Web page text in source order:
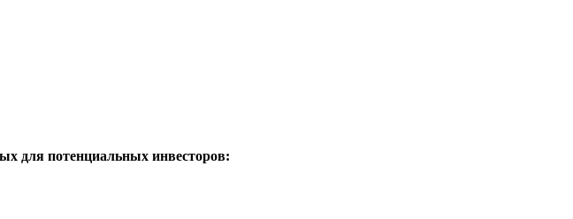
для потенциальных инвесторов: